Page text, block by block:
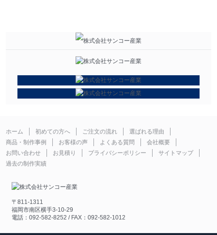
ホーム 初めての方へ ご注文の流れ
選ばれる理由
商品・制作事例
お客様の声 よくある質問
会社概要
お問い合わせ
お見積り プライバシーポリシー
サイトマップ
過去の制作実績
〒811-1311
福岡市南区横手3-10-29
電話：092-582-8252 / FAX：092-582-1012